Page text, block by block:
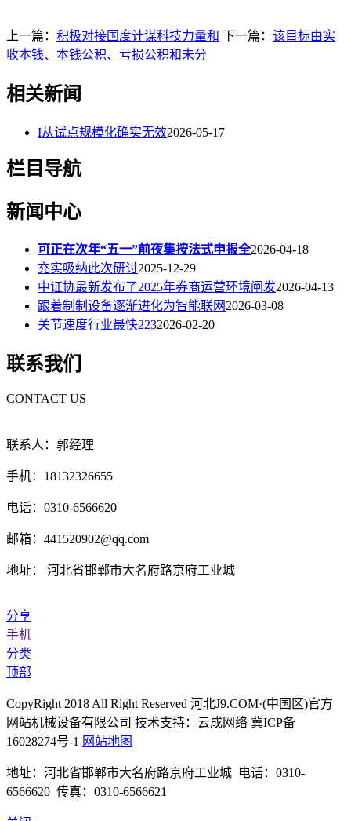
上一篇： 积极对接国度计谋科技力量和 下一篇： 该目标由实
收本钱、本钱公积、亏损公积和未分
相关新闻
I从试点规模化确实无效2026-05-17
栏目导航
新闻中心
可正在次年“五一”前夜集按法式申报全2026-04-18
充实吸纳此次研讨2025-12-29
中证协最新发布了2025年券商运营环境阐发2026-04-13
跟着制制设备逐渐进化为智能联网2026-03-08
关节速度行业最快2232026-02-20
联系我们
CONTACT US
联系人：郭经理
手机：18132326655
电话：0310-6566620
邮箱：441520902@qq.com
地址： 河北省邯郸市大名府路京府工业城
分享
手机
分类
顶部
CopyRight 2018 All Right Reserved 河北J9.COM·(中国区)官方
网站机械设备有限公司 技术支持：云成网络 冀ICP备
16028274号-1 网站地图
地址：河北省邯郸市大名府路京府工业城 电话：0310-
6566620 传真：0310-6566621